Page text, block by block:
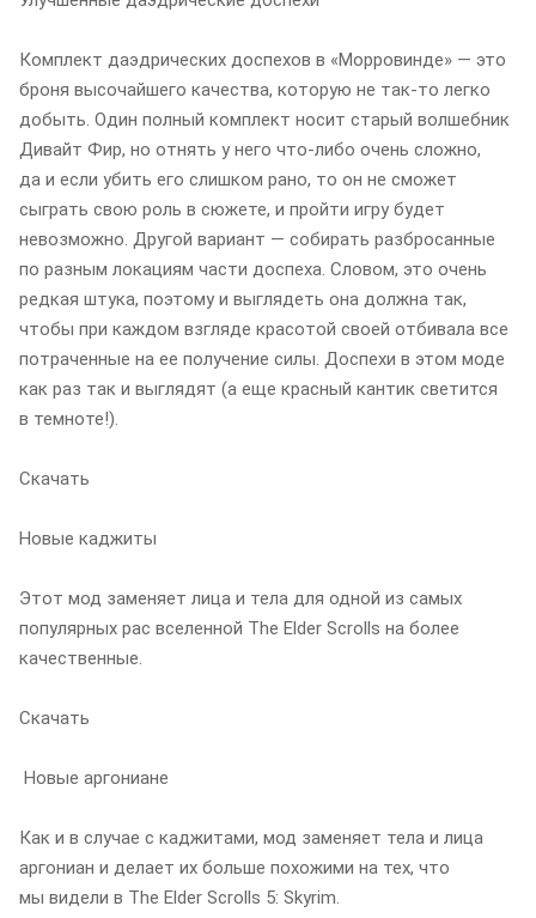
Комплект даэдрических доспехов в «Морровинде» — это
броня высочайшего качества, которую не так-то легко
добыть. Один полный комплект носит старый волшебник
Дивайт Фир, но отнять у него что-либо очень сложно,
да и если убить его слишком рано, то он не сможет
сыграть свою роль в сюжете, и пройти игру будет
невозможно. Другой вариант — собирать разбросанные
по разным локациям части доспеха. Словом, это очень
редкая штука, поэтому и выглядеть она должна так,
чтобы при каждом взгляде красотой своей отбивала все
потраченные на ее получение силы. Доспехи в этом моде
как раз так и выглядят (а еще красный кантик светится
в темноте!).
Скачать
Новые каджиты
Этот мод заменяет лица и тела для одной из самых
популярных рас вселенной The Elder Scrolls на более
качественные.
Скачать
Новые аргониане
Как и в случае с каджитами, мод заменяет тела и лица
аргониан и делает их больше похожими на тех, что
мы видели в The Elder Scrolls 5: Skyrim.